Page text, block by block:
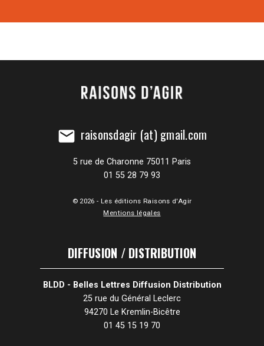
mail raisonsdagir (at) gmail.com
5 rue de Charonne 75011 Paris
01 55 28 79 93
© 2026 - Les éditions Raisons d'Agir
Mentions légales
DIFFUSION / DISTRIBUTION
BLDD - Belles Lettres Diffusion Distribution
25 rue du Général Leclerc
94270 Le Kremlin-Bicêtre
01 45 15 19 70